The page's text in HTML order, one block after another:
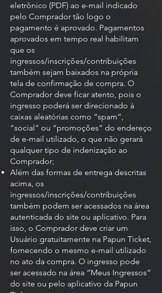
eletrônico (PDF) ao e-mail indicado
pelo Comprador tão logo o
pagamento é aprovado. Pagamentos
aprovados em tempo real habilitam
que os
ingressos/inscrições/contribuições
também sejam baixados na própria
tela de confirmação de compra. O
Comprador deve ficar atento, pois o
ingresso poderá ser direcionado à
caixas aleatórias como “spam”,
“social” ou “promoções” do endereço
de e-mail utilizado, o que não gerará
qualquer tipo de indenização ao
Comprador;
Além das formas de entrega descritas
acima, os
ingressos/inscrições/contribuições
também podem ser acessados na área
autenticada do site ou aplicativo. Para
isso, o Comprador deve criar um
Usuário gratuitamente na Papun Ticket,
fornecendo o mesmo e-mail utilizado
no ato da compra. O ingresso pode
ser acessado na área “Meus Ingressos”
do site ou pelo aplicativo da Papun